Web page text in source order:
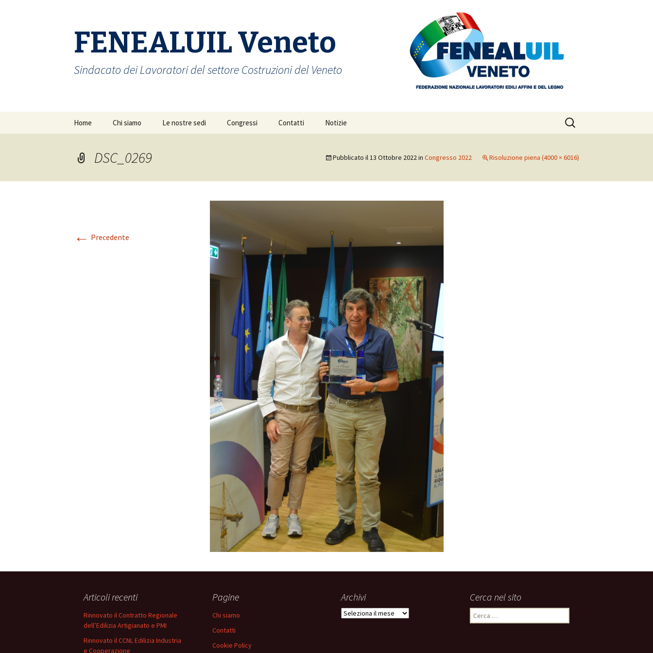
FENEALUIL Veneto
Sindacato dei Lavoratori del settore Costruzioni del Veneto
Home Chi siamo Le nostre sedi
Rovigo
FENEALUIL Treviso-
FENEALUIL Verona
FENEALUIL Vicenza
Congressi Contatti Notizie
Ricerca
per:
DSC_0269 Pubblicato il13 Ottobre 2022in Congresso 2022 Risoluzione piena (4000 × 6016)
← Precedente
Articoli recenti
Rinnovato il Contratto Regionale
dell’Edilizia Artigianato e PMI
Rinnovato il CCNL Edilizia Industria
e Cooperazione
Pagine
Chi siamo
Contatti
Cookie Policy
Archivi
Archivi
Cerca nel sito
Ricerca
per: